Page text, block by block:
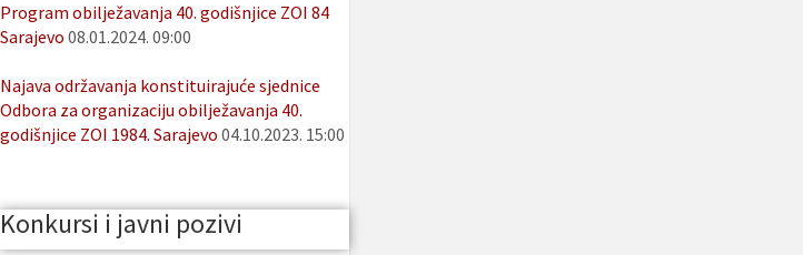
Program obilježavanja 40. godišnjice ZOI 84
Sarajevo 08.01.2024. 09:00
Najava održavanja konstituirajuće sjednice
Odbora za organizaciju obilježavanja 40.
godišnjice ZOI 1984. Sarajevo 04.10.2023. 15:00
Konkursi i javni pozivi